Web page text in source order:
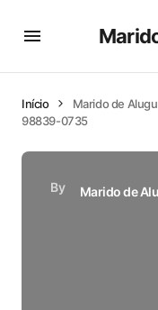
Início
Marido de
98839-0735
By Marido de